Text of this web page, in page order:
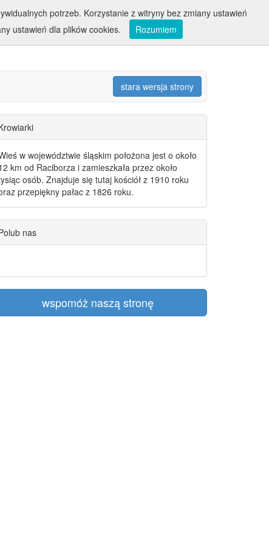
stara wersja strony
purposes only
w województwie śląskim położona jest o około
km od Raciborza i zamieszkała przez około
osób. Znajduje się tutaj kościół z 1910 roku
przepiękny pałac z 1826 roku.
nas
wspomóż naszą stronę
potrzeb. Korzystanie z witryny bez zmiany ustawień
ustawień dla plików cookies.
Rozumiem